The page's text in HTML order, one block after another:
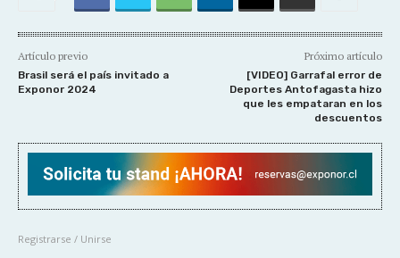
Artículo previo
Brasil será el país invitado a
Exponor 2024
Próximo artículo
[VIDEO] Garrafal error de
Deportes Antofagasta hizo
que les empataran en los
descuentos
Registrarse / Unirse